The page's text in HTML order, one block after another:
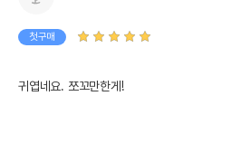
첫구매
귀엽네요. 쪼꼬만한게!